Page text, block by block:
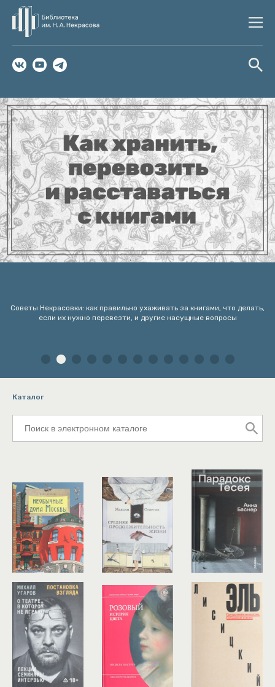
Советы Некрасовки: как правильно ухаживать за книгами, что делать,
если их нужно перевезти, и другие насущные вопросы
Каталог